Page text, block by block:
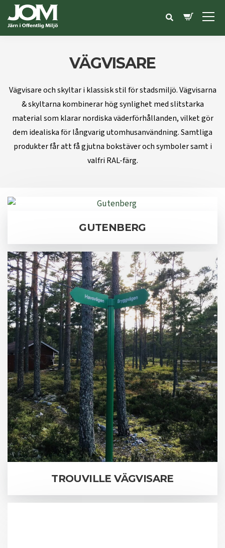
VÄGVISARE
Vägvisare och skyltar i klassisk stil för stadsmiljö. Vägvisarna
& skyltarna kombinerar hög synlighet med slitstarka
material som klarar nordiska väderförhållanden, vilket gör
dem idealiska för långvarig utomhusanvändning.Samtliga
produkter får att få gjutna bokstäver och symboler samt i
valfri RAL-färg.
GUTENBERG
TROUVILLE VÄGVISARE